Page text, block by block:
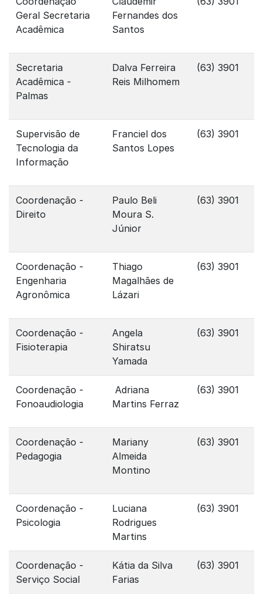
Geral Secretaria
Acadêmica
Fernandes dos
Santos
Secretaria
Acadêmica -
Palmas
Dalva Ferreira
Reis Milhomem
(63) 3901
Supervisão de
Tecnologia da
Informação
Franciel dos
Santos Lopes
(63) 3901
Coordenação -
Direito
Paulo Beli
Moura S.
Júnior
(63) 3901
Coordenação -
Engenharia
Agronômica
Thiago
Magalhães de
Lázari
(63) 3901
Coordenação -
Fisioterapia
Angela
Shiratsu
Yamada
(63) 3901
Coordenação -
Fonoaudiologia
Adriana
Martins Ferraz
(63) 3901
Coordenação -
Pedagogia
Mariany
Almeida
Montino
(63) 3901
Coordenação -
Psicologia
Luciana
Rodrigues
Martins
(63) 3901
Coordenação -
Serviço Social
Kátia da Silva
Farias
(63) 3901